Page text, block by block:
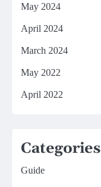
May 2024
April 2024
March 2024
May 2022
April 2022
Categories
Guide